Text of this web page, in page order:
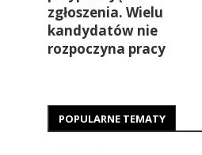
zgłoszenia. Wielu
kandydatów nie
rozpoczyna pracy
POPULARNE TEMATY